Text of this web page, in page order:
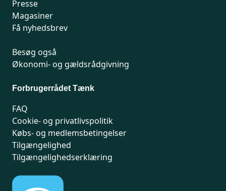
Presse
Magasiner
Få nyhedsbrev
Besøg også
Økonomi- og gældsrådgivning
Forbrugerrådet Tænk
FAQ
Cookie- og privatlivspolitik
Købs- og medlemsbetingelser
Tilgængelighed
Tilgængelighedserklæring